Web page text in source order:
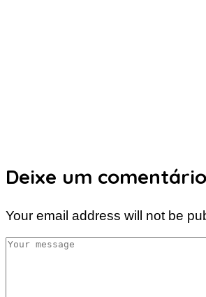
Deixe um comentário
Your email address will not be